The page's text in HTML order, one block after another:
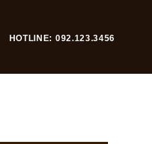
HOTLINE: 092.123.3456